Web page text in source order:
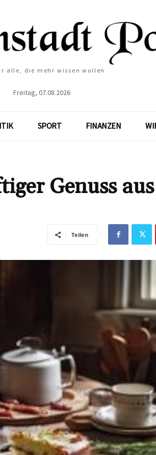
alle, die mehr wissen wollen
Freitag, 07.08.2026
SPORT FINANZEN
Genuss
Teilen